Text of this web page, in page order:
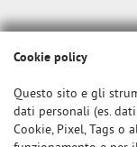
Dati fiscali:
Via dei Marinoni, 34,
C.F/P.IVA:0000
Registro delle imprese:
Cookie policy
Questo sito e gli
dati personali (es.
Cookie, Pixel, Tags o